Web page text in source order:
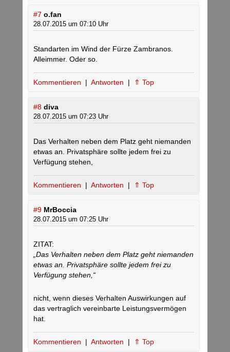
#7 o.fan
28.07.2015 um 07:10 Uhr
Standarten im Wind der Fürze Zambranos.
Alleimmer. Oder so.
Kommentieren | Antworten | ⇑ Top
#8 diva
28.07.2015 um 07:23 Uhr
Das Verhalten neben dem Platz geht niemanden
etwas an. Privatsphäre sollte jedem frei zu
Verfügung stehen,
Kommentieren | Antworten | ⇑ Top
#9 MrBoccia
28.07.2015 um 07:25 Uhr
ZITAT:
„Das Verhalten neben dem Platz geht niemanden
etwas an. Privatsphäre sollte jedem frei zu
Verfügung stehen,“
nicht, wenn dieses Verhalten Auswirkungen auf
das vertraglich vereinbarte Leistungsvermögen
hat.
Kommentieren | Antworten | ⇑ Top